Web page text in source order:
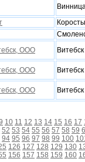
ООО
Витебск
ООО Витебск
ООО Витебск
10 11 12 13 14 15 16 17
52 53 54 55 56 57 58 59
94 95 96 97 98 99 100
126 127 128 129 130
156 157 158 159 160